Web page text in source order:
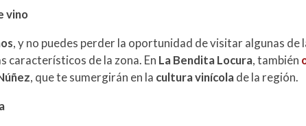
vino
, y no puedes perder la oportunidad de visitar algunas de
característicos de la zona. En La Bendita Locura, también
, que te sumergirán en la cultura vinícolade la región.